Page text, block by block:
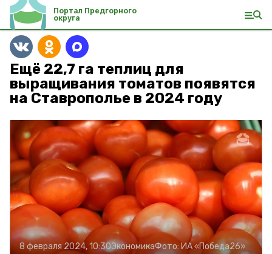
Портал Предгорного
округа
Ещё 22,7 га теплиц для
выращивания томатов появятся
на Ставрополье в 2024 году
8 февраля 2024, 10:30ЭкономикаФото: ИА «Победа26»